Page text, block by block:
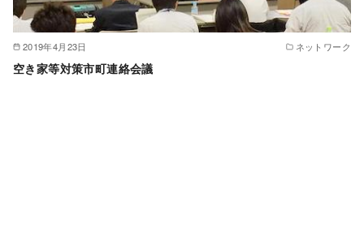
2019年4月23日 ネットワーク
空き家等対策市町連絡会議